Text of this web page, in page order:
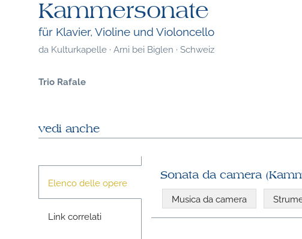
Kammersonate
für Klavier, Violine und Violoncello
da Kulturkapelle · Arni bei Biglen · Schweiz
Trio Rafale
vedi anche
Elenco delle opere
Link correlati
Sonata da camera
Musica da camera